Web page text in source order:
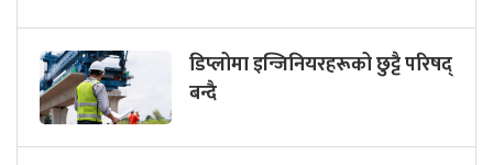
डिप्लोमा इन्जिनियरहरूको छुट्टै परिषद्
बन्दै